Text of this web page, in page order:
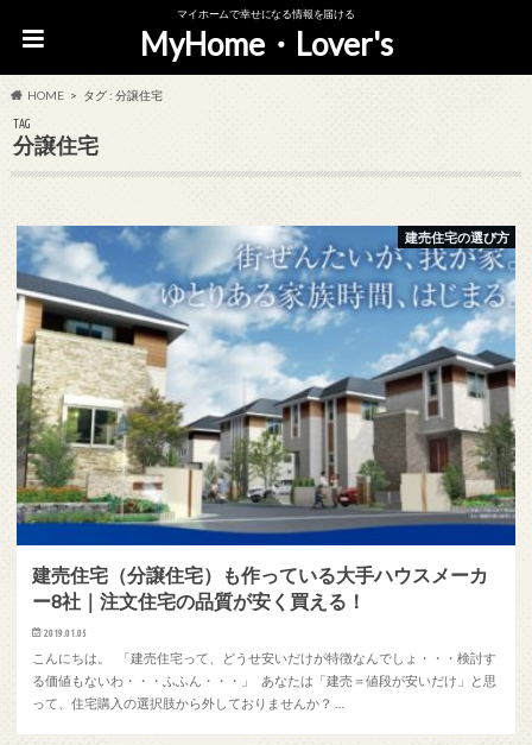
マイホームで幸せになる情報を届ける
MyHome・Lover's
HOME タグ : 分譲住宅
TAG
分譲住宅
建売住宅の選び方
建売住宅（分譲住宅）も作っている大手ハウスメーカ
ー8社｜注文住宅の品質が安く買える！
2019.01.05
こんにちは。 「建売住宅って、どうせ安いだけが特徴なんでしょ・・・検討す
る価値もないわ・・・ふふん・・・」 あなたは「建売＝値段が安いだけ」と思
って、住宅購入の選択肢から外しておりませんか？ …